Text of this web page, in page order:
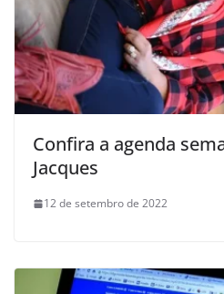
Confira a agenda
Jacques
12 de setembro de 2022